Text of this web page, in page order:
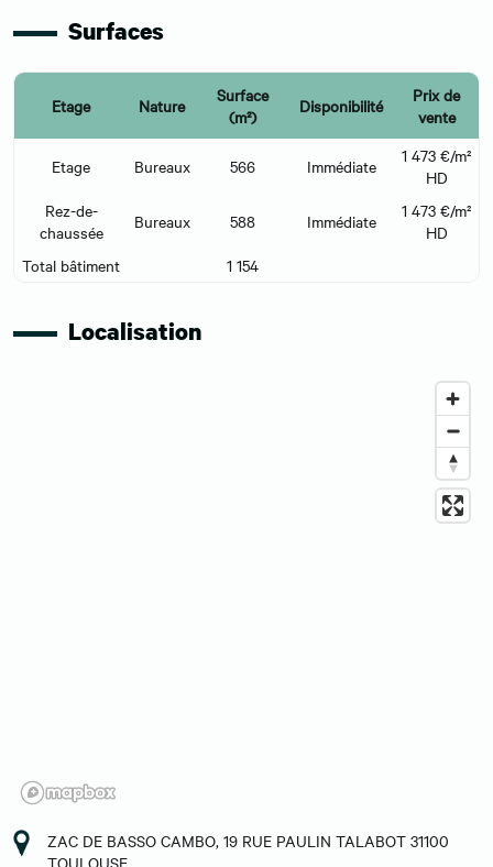
Surfaces
Etage Nature
Surface
(m²)
Disponibilité
Prix de
vente
Etage Bureaux 566 Immédiate
1 473 €/m²
HD
Rez-de-
chaussée
Bureaux 588 Immédiate
1 473 €/m²
HD
Total bâtiment
1 154
Localisation
ZAC DE BASSO CAMBO, 19 RUE PAULIN TALABOT 31100
TOULOUSE